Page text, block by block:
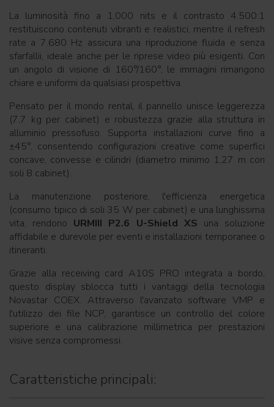
La luminosità fino a 1,000 nits e il contrasto 4.500:1
restituiscono contenuti vibranti e realistici, mentre il refresh
rate a 7.680 Hz assicura una riproduzione fluida e senza
sfarfallii, ideale anche per le riprese video più esigenti. Con
un angolo di visione di 160°/160°, le immagini rimangono
chiare e uniformi da qualsiasi prospettiva.
Pensato per il mondo rental, il pannello unisce leggerezza
(7,7 kg per cabinet) e robustezza grazie alla struttura in
alluminio pressofuso. Supporta installazioni curve fino a
±45°, consentendo configurazioni creative come superfici
concave, convesse e cilindri (diametro minimo 1,27 m con
soli 8 cabinet).
La manutenzione posteriore, l'efficienza energetica
(consumo tipico di soli 35 W per cabinet) e una lunghissima
vita, rendono URMIII P2.6 U-Shield XS una soluzione
affidabile e durevole per eventi e installazioni temporanee o
itineranti.
Grazie alla receiving card A10S PRO integrata a bordo,
questo display sblocca tutti i vantaggi della tecnologia
Novastar COEX. Attraverso l'avanzato software VMP e
l'utilizzo dei file NCP, garantisce un controllo del colore
superiore e una calibrazione millimetrica per prestazioni
visive senza compromessi.
Caratteristiche principali: